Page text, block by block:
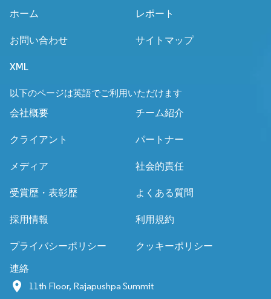
ホーム レポート
お問い合わせ サイトマップ
XML
以下のページは英語でご利用いただけます
会社概要
チーム紹介
クライアント パートナー
メディア 社会的責任
受賞歴・表彰歴 よくある質問
採用情報 利用規約
プライバシーポリシー クッキーポリシー
連絡
11th Floor, Rajapushpa Summit